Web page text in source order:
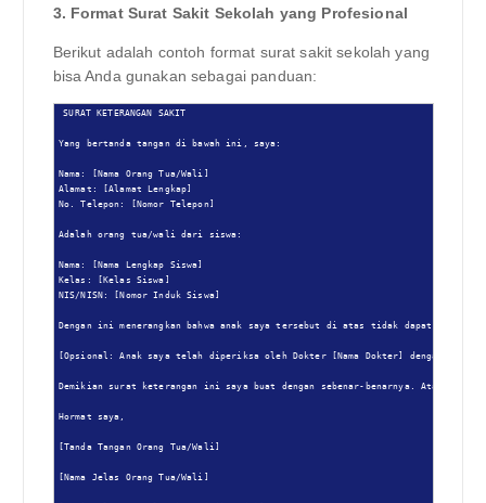
3. Format Surat Sakit Sekolah yang Profesional
Berikut adalah contoh format surat sakit sekolah yang
bisa Anda gunakan sebagai panduan:
SURAT KETERANGAN SAKIT
Yang bertanda tangan di bawah ini, saya:
Nama: [Nama Orang Tua/Wali]
Alamat: [Alamat Lengkap]
No. Telepon: [Nomor Telepon]
Adalah orang tua/wali dari siswa:
Nama: [Nama Lengkap Siswa]
Kelas: [Kelas Siswa]
NIS/NISN: [Nomor Induk Siswa]
Dengan ini menerangkan bahwa anak saya tersebut di atas tidak dapat
[Opsional: Anak saya telah diperiksa oleh Dokter [Nama Dokter] dengan SIP
Demikian surat keterangan ini saya buat dengan sebenar-benarnya. Atas
Hormat saya,
[Tanda Tangan Orang Tua/Wali]
[Nama Jelas Orang Tua/Wali]